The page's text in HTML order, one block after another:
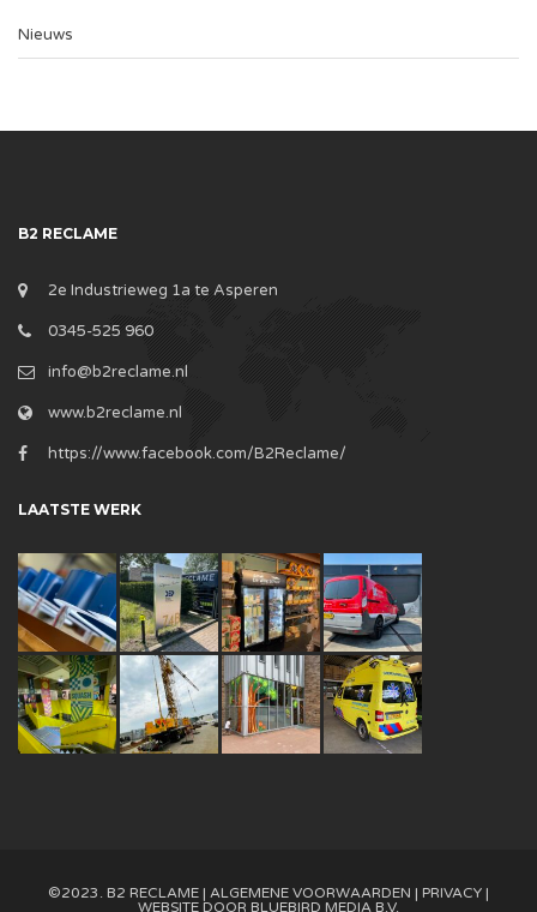
Nieuws
B2 RECLAME
2e Industrieweg 1a te Asperen
0345-525 960
info@b2reclame.nl
www.b2reclame.nl
https://www.facebook.com/B2Reclame/
LAATSTE WERK
©2023. B2 RECLAME | ALGEMENE VOORWAARDEN | PRIVACY |
WEBSITE DOOR BLUEBIRD MEDIA B.V.